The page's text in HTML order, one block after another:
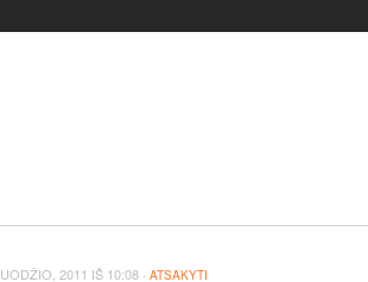
2011 IŠ 10:08 · ATSAKYTI